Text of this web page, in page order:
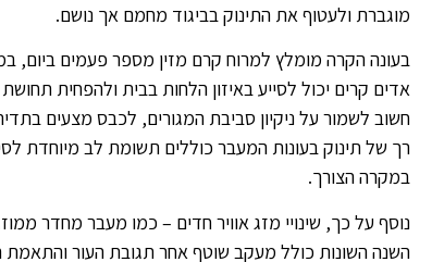
מוגברת ולעטוף את התינוק בביגוד מחמם אך נושם.
בעונה הקרה מומלץ למרוח קרם מזין מספר פעמים ביום,
אדים קרים יכול לסייע באיזון הלחות בבית ולהפחית
חשוב לשמור על ניקיון סביבת המגורים, לכבס מצעים
רך של תינוק בעונות המעבר כוללים תשומת לב מיוחדת
במקרה הצורך.
נוסף על כך, שינויי מזג אוויר חדים – כמו מעבר מחדר
השנה השונות כולל מעקב שוטף אחר תגובת העור והתאמת